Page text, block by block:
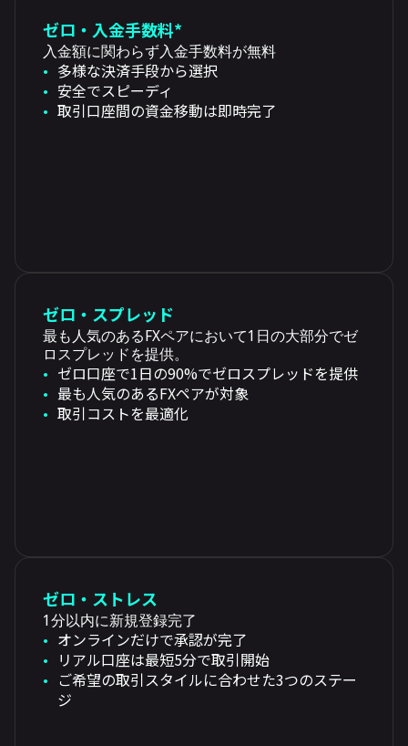
ゼロ・入金手数料*
入金額に関わらず入金手数料が無料
多様な決済手段から選択
安全でスピーディ
取引口座間の資金移動は即時完了
ゼロ・スプレッド
最も人気のあるFXペアにおいて1日の大部分でゼ
ロスプレッドを提供。
ゼロ口座で1日の90%でゼロスプレッドを提供
最も人気のあるFXペアが対象
取引コストを最適化
ゼロ・ストレス
1分以内に新規登録完了
オンラインだけで承認が完了
リアル口座は最短5分で取引開始
ご希望の取引スタイルに合わせた3つのステー
ジ